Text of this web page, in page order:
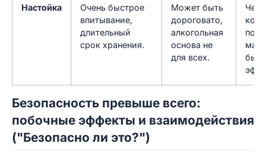
Настойка
Очень быстрое
впитывание,
длительный
срок хранения.
Может быть
дороговато,
алкогольная
основа не
для всех.
Безопасность превыше всего:
побочные эффекты и взаимодействия
("Безопасно ли это?")